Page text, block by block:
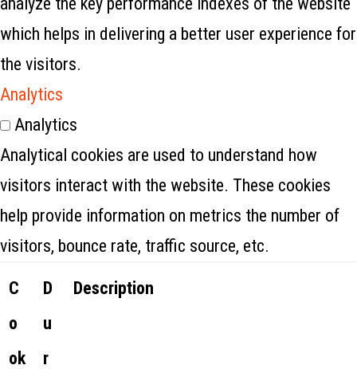
which helps in delivering a better user experience for
the visitors.
Analytics
Analytics
Analytical cookies are used to understand how
visitors interact with the website. These cookies
help provide information on metrics the number of
visitors, bounce rate, traffic source, etc.
C
o
ok
D
u
r
Description